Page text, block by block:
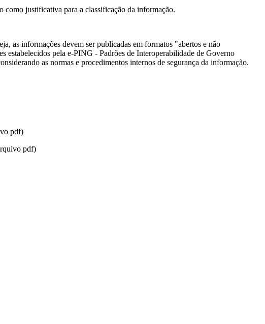
como justificativa para a classificação da informação.
as informações devem ser publicadas em formatos "abertos e não
estabelecidos pela e-PING - Padrões de Interoperabilidade de Governo
as normas e procedimentos internos de segurança da informação.
pdf)
pdf)